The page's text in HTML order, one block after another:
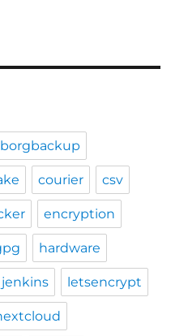
borgbackup
courier csv
encryption
hardware
jenkins letsencrypt